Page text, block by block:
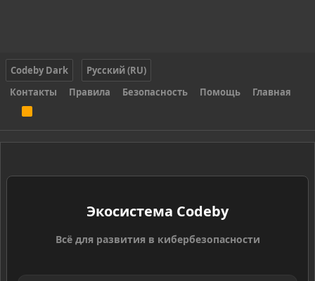
Codeby Dark
Русский (RU)
Контакты
Правила Безопасность Помощь Главная
S
Экосистема Codeby
Всё для развития в кибербезопасности